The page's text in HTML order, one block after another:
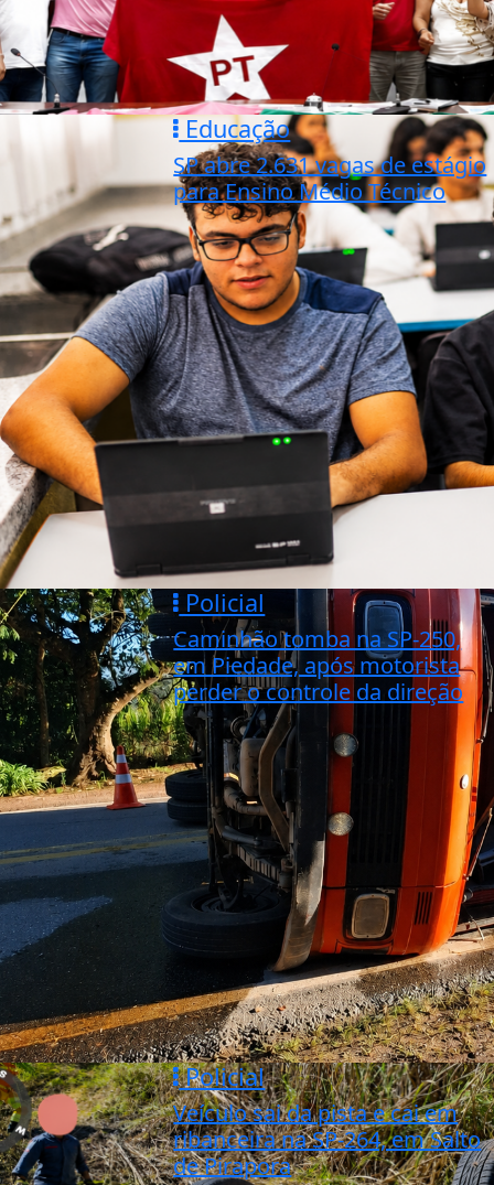
Educação
SP abre 2.631 vagas de estágio
para Ensino Médio Técnico
Policial
Caminhão tomba na SP-250,
em Piedade, após motorista
perder o controle da direção
Policial
Veículo sai da pista e cai em
ribanceira na SP-264, em Salto
de Pirapora